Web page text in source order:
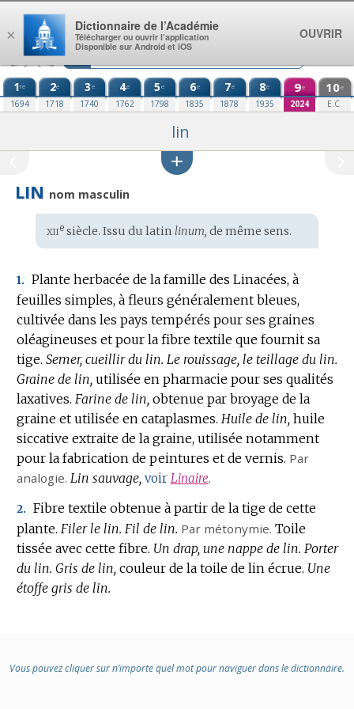
Aller au contenu
1re
1694
2e
1718
3e
1740
4e
1762
5e
1798
6e
1835
7e
1878
8e
1935
9e
2024
10e
E.C.
lin
LIN nom masculin
Étymologie
:
xiiesiècle. Issu du latin linum, de même sens.
1. Plante herbacée de la famille des Linacées, à
feuilles simples, à fleurs généralement bleues,
cultivée dans les pays tempérés pour ses graines
oléagineuses et pour la fibre textile que fournit sa
tige. Semer, cueillir du lin. Le rouissage, le teillage du lin.
Graine de lin, utilisée en pharmacie pour ses qualités
laxatives. Farine de lin, obtenue par broyage de la
graine et utilisée en cataplasmes. Huile de lin, huile
siccative extraite de la graine, utilisée notamment
pour la fabrication de peintures et de vernis. Par
analogie. Lin sauvage, voir Linaire.
2. Fibre textile obtenue à partir de la tige de cette
plante. Filer le lin. Fil de lin. Par métonymie. Toile
tissée avec cette fibre. Un drap, une nappe de lin. Porter
du lin. Gris de lin, couleur de la toile de lin écrue. Une
étoffe gris de lin.
Vous pouvez cliquer sur n’importe quel mot pour naviguer dans le dictionnaire.
×
Dictionnaire de l’Académie
Télécharger ou ouvrir l’application
Disponible sur Android et iOS
OUVRIR